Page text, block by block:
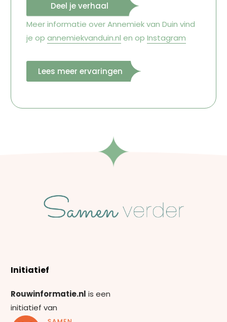
Deel je verhaal
Meer informatie over Annemiek van Duin vind
je opannemiekvanduin.nl en opInstagram
Lees meer ervaringen
Initiatief
Rouwinformatie.nl is een
initiatief van